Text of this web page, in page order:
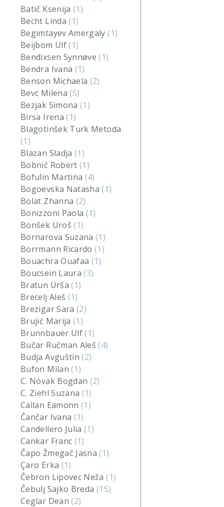
Batič Ksenija(1)
Becht Linda(1)
Begimtayev Amergaly(1)
Beijbom Ulf(1)
Bendixsen Synnøve(1)
Bendra Ivana (1)
Benson Michaela (2)
Bevc Milena(5)
Bezjak Simona(1)
Birsa Irena(1)
Blagotinšek Turk Metoda
(1)
Blazan Sladja(1)
Bobnič Robert(1)
Bofulin Martina (4)
Bogoevska Natasha(1)
Bolat Zhanna (2)
Bonizzoni Paola (1)
Bonšek Uroš(1)
Bornarova Suzana(1)
Borrmann Ricardo(1)
Bouachra Ouafaa (1)
Boucsein Laura(3)
Bratun Urša(1)
Brecelj Aleš (1)
Brezigar Sara(2)
Brujić Marija(1)
Brunnbauer Ulf(1)
Bučar Ručman Aleš(4)
Budja Avguštin(2)
Bufon Milan(1)
C. Novak Bogdan (2)
C. Ziehl Suzana (1)
Callan Eamonn(1)
Čančar Ivana (1)
Candellero Julia(1)
Cankar Franc (1)
Čapo Žmegač Jasna(1)
Çaro Erka (1)
Čebron Lipovec Neža(1)
Čebulj Sajko Breda (15)
Ceglar Dean(2)